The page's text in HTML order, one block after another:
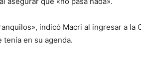
indicó Macri al ingresar a la
tenía en su agenda.